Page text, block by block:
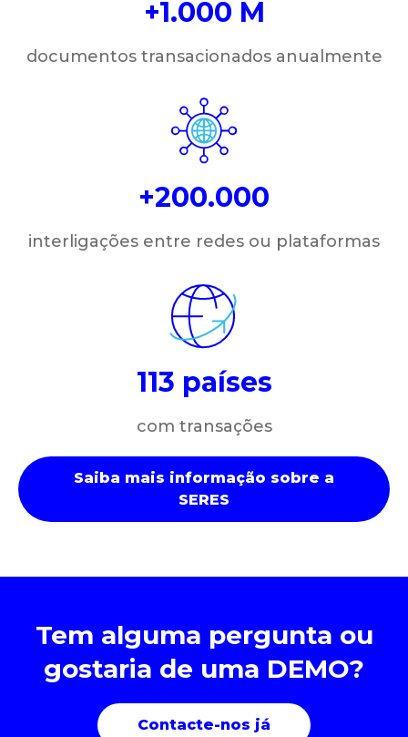
+1.000 M
documentos transacionados anualmente
+200.000
interligações entre redes ou plataformas
113 países
com transações
Saiba mais informação sobre a
SERES
Tem alguma pergunta ou
gostaria de uma DEMO?
Contacte-nos já